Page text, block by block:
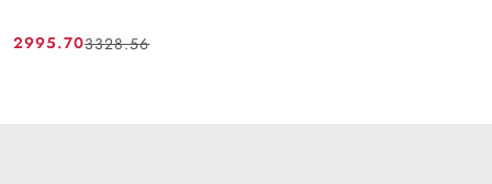
Cena
2995.70
Cena
3328.56